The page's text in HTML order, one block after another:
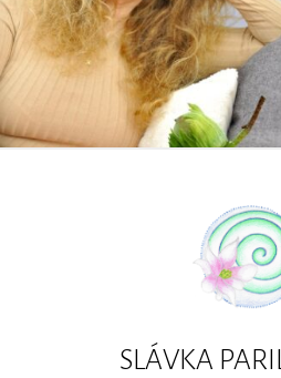
SLÁVKA